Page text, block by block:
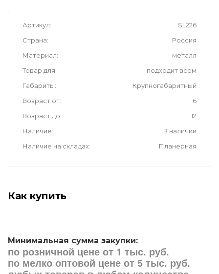
Артикул
SL226
Страна
Россия
Материал
металл
Товар для
подходит всем
Габариты
Крупногабаритный
Возраст от
6
Возраст до
12
Наличие
В наличии
Наличие на складах
Планерная
Как купить
Минимальная сумма закупки:
по розничной цене от 1 тыс. руб.
по мелко оптовой цене от 5 тыс. руб.